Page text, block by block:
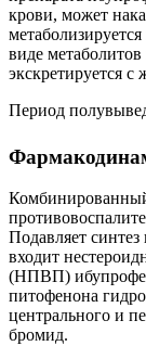
крови, может
виде
экскретируется с
Период
Подавляет
входит
(НПВП)
питофенона
центрального и
бромид.